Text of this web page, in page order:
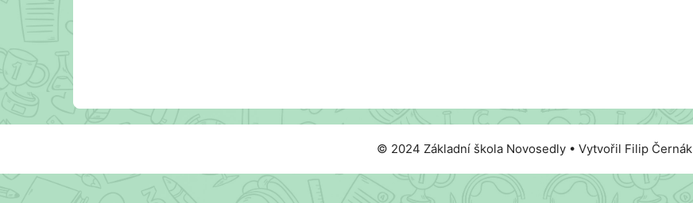
© 2024 Základní škola Novosedly • Vytvořil Filip Černák